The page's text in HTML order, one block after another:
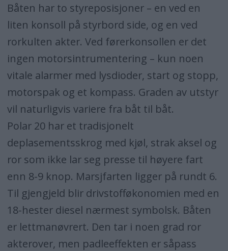
Båten har to styreposisjoner – en ved en
liten konsoll på styrbord side, og en ved
rorkulten akter. Ved førerkonsollen er det
ingen motorsintrumentering – kun noen
vitale alarmer med lysdioder, start og stopp,
motorspak og et kompass. Graden av utstyr
vil naturligvis variere fra båt til båt.
Polar 20 har et tradisjonelt
deplasementsskrog med kjøl, strak aksel og
ror som ikke lar seg presse til høyere fart
enn 8-9 knop. Marsjfarten ligger på rundt 6.
Til gjengjeld blir drivstofføkonomien med en
18-hester diesel nærmest symbolsk. Båten
er lettmanøvrert. Den tar i noen grad ror
akterover, men padleeffekten er såpass